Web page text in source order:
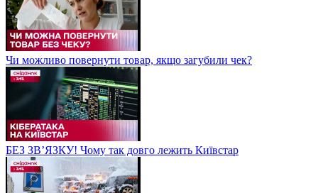
Чи можливо повернути товар, якщо загубили чек?
БЕЗ ЗВʼЯЗКУ! Чому так довго лежить Київстар